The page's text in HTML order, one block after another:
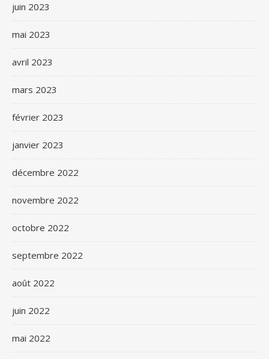
juin 2023
mai 2023
avril 2023
mars 2023
février 2023
janvier 2023
décembre 2022
novembre 2022
octobre 2022
septembre 2022
août 2022
juin 2022
mai 2022